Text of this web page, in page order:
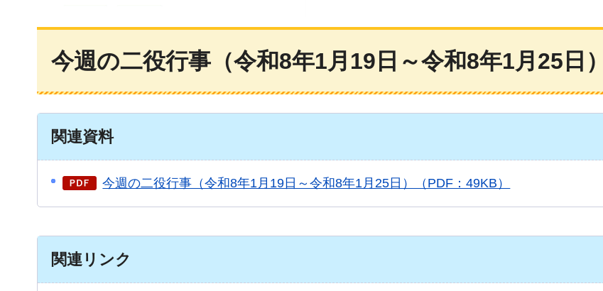
今週の二役行事（令和8年1月19日～令和8年1月25日）
関連資料
今週の二役行事（令和8年1月19日～令和8年1月25日）（PDF：49KB）
関連リンク